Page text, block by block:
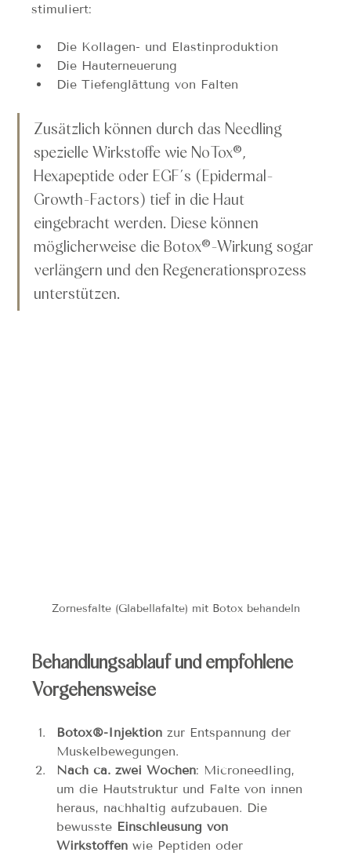
stimuliert:
Die Kollagen- und Elastinproduktion
Die Hauterneuerung
Die Tiefenglättung von Falten
Zusätzlich können durch das Needling
spezielle Wirkstoffe wie NoTox®,
Hexapeptide oder EGF´s (Epidermal-
Growth-Factors) tief in die Haut
eingebracht werden. Diese können
möglicherweise die Botox®-Wirkung sogar
verlängern und den Regenerationsprozess
unterstützen.
Zornesfalte (Glabellafalte) mit Botox behandeln
Behandlungsablauf und empfohlene
Vorgehensweise
Botox®-Injektion zur Entspannung der
Muskelbewegungen.
Nach ca. zwei Wochen: Microneedling,
um die Hautstruktur und Falte von innen
heraus, nachhaltig aufzubauen. Die
bewusste Einschleusung von
Wirkstoffen wie Peptiden oder